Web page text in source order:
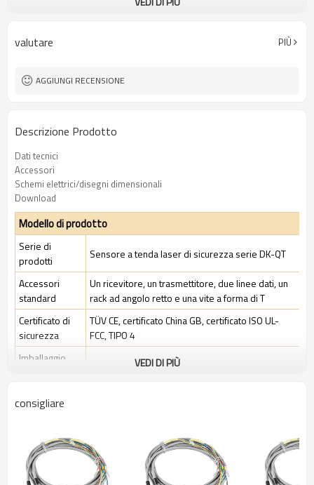
Spina di interfaccia Dotato di connettore M16
Certificazione:
valutare PIÙ
AGGIUNGI RECENSIONE
Descrizione Prodotto
Dati tecnici
Accessori
Schemi elettrici/disegni dimensionali
Download
Modello di prodotto
Serie di
prodotti
Sensore a tenda laser di sicurezza serie DK-QT
Accessori
standard
Un ricevitore, un trasmettitore, due linee dati, un
rack ad angolo retto e una vite a forma di T
Certificato di
sicurezza
TÜV CE, certificato China GB, certificato ISO UL-
FCC, TIPO 4
Imballaggio
Ambiente industriale standard
Caratteristiche
risoluzione
Controlla la
precisione
88 mm
VEDI DI PIÙ
consigliare